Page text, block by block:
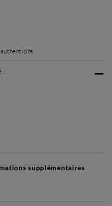
:
supplémentaires